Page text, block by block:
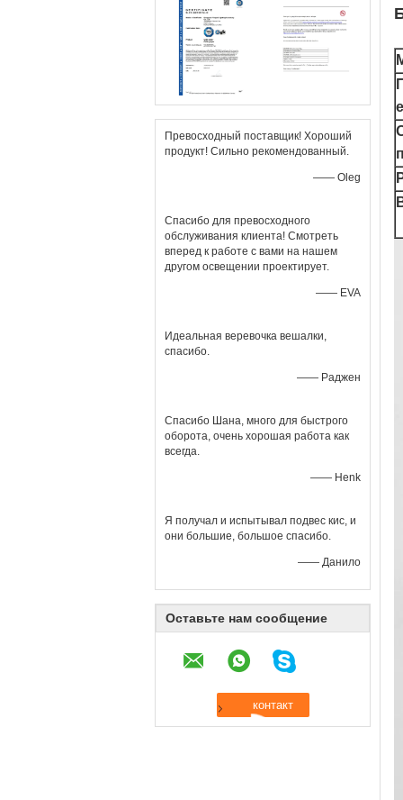
Превосходный поставщик! Хороший
продукт! Сильно рекомендованный.
—— Oleg
Спасибо для превосходного
обслуживания клиента! Смотреть
вперед к работе с вами на нашем
другом освещении проектирует.
—— EVA
Идеальная веревочка вешалки,
спасибо.
—— Раджен
Спасибо Шана, много для быстрого
оборота, очень хорошая работа как
всегда.
—— Henk
Я получал и испытывал подвес кис, и
они большие, большое спасибо.
—— Данило
Оставьте нам сообщение